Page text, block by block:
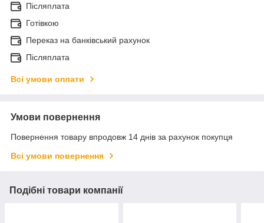
Післяплата
Готівкою
Переказ на банківський рахунок
Післяплата
Всі умови оплати
Умови повернення
Повернення товару впродовж 14 днів за рахунок покупця
Всі умови повернення
Подібні товари компанії